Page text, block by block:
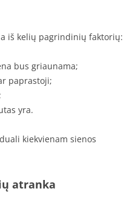
iš kelių pagrindinių faktorių:
bus griaunama;
paprastoji;
yra.
kiekvienam sienos
atranka